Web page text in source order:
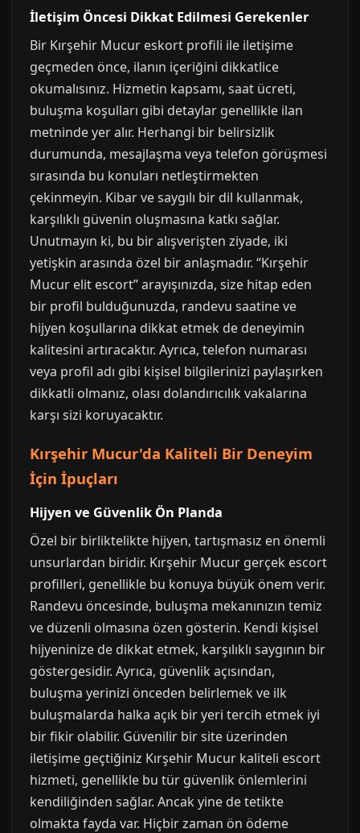
İletişim Öncesi Dikkat Edilmesi Gerekenler
Bir Kırşehir Mucur eskort profili ile iletişime
geçmeden önce, ilanın içeriğini dikkatlice
okumalısınız. Hizmetin kapsamı, saat ücreti,
buluşma koşulları gibi detaylar genellikle ilan
metninde yer alır. Herhangi bir belirsizlik
durumunda, mesajlaşma veya telefon görüşmesi
sırasında bu konuları netleştirmekten
çekinmeyin. Kibar ve saygılı bir dil kullanmak,
karşılıklı güvenin oluşmasına katkı sağlar.
Unutmayın ki, bu bir alışverişten ziyade, iki
yetişkin arasında özel bir anlaşmadır. “Kırşehir
Mucur elit escort” arayışınızda, size hitap eden
bir profil bulduğunuzda, randevu saatine ve
hijyen koşullarına dikkat etmek de deneyimin
kalitesini artıracaktır. Ayrıca, telefon numarası
veya profil adı gibi kişisel bilgilerinizi paylaşırken
dikkatli olmanız, olası dolandırıcılık vakalarına
karşı sizi koruyacaktır.
Kırşehir Mucur'da Kaliteli Bir Deneyim
İçin İpuçları
Hijyen ve Güvenlik Ön Planda
Özel bir birliktelikte hijyen, tartışmasız en önemli
unsurlardan biridir. Kırşehir Mucur gerçek escort
profilleri, genellikle bu konuya büyük önem verir.
Randevu öncesinde, buluşma mekanınızın temiz
ve düzenli olmasına özen gösterin. Kendi kişisel
hijyeninize de dikkat etmek, karşılıklı saygının bir
göstergesidir. Ayrıca, güvenlik açısından,
buluşma yerinizi önceden belirlemek ve ilk
buluşmalarda halka açık bir yeri tercih etmek iyi
bir fikir olabilir. Güvenilir bir site üzerinden
iletişime geçtiğiniz Kırşehir Mucur kaliteli escort
hizmeti, genellikle bu tür güvenlik önlemlerini
kendiliğinden sağlar. Ancak yine de tetikte
olmakta fayda var. Hiçbir zaman ön ödeme